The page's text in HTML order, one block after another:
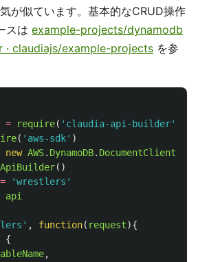
が似ています。基本的なCRUD操作
スは example-projects/dynamodb
· claudiajs/example-projects を参
= require( ' claudia-api-builder'
( ' aws-sdk' )
new AWS. DynamoDB. DocumentClient
ApiBuilder()
= 'wrestlers '
api
' , function( request){
{
,